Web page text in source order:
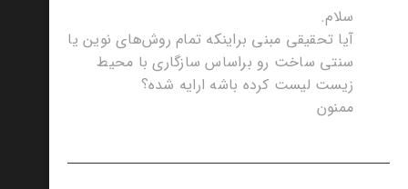
سلام.
آیا تحقیقی مبنی براینکه تمام روش‌های نوین یا
سنتی ساخت رو براساس سازگاری با محیط
زیست لیست کرده باشه ارایه شده؟
ممنون